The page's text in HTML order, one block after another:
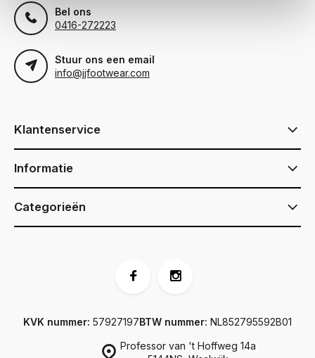
Bel ons
0416-272223
Stuur ons een email
info@jjfootwear.com
Klantenservice
Informatie
Categorieën
Professor van 't Hoffweg 14a
KVK nummer: 57927197BTW nummer: NL852795592B01